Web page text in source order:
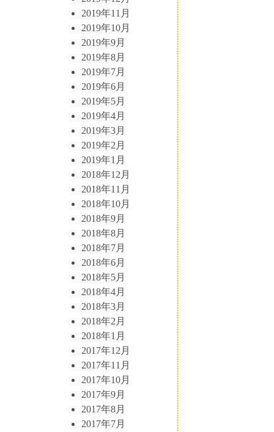
2019年11月
2019年10月
2019年9月
2019年8月
2019年7月
2019年6月
2019年5月
2019年4月
2019年3月
2019年2月
2019年1月
2018年12月
2018年11月
2018年10月
2018年9月
2018年8月
2018年7月
2018年6月
2018年5月
2018年4月
2018年3月
2018年2月
2018年1月
2017年12月
2017年11月
2017年10月
2017年9月
2017年8月
2017年7月